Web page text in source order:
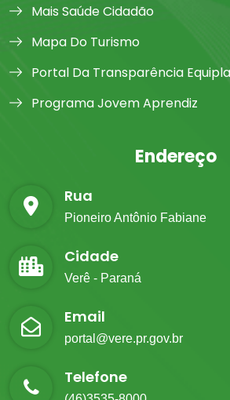
Mais Saúde Cidadão
Mapa Do Turismo
Portal Da Transparência
Programa Jovem Aprendiz
Endereço
Rua
Pioneiro Antônio Fabiane
Cidade
Verê - Paraná
Email
portal@vere.pr.gov.br
Telefone